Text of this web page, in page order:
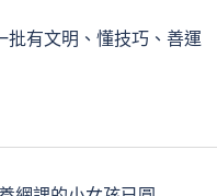
批有文明、懂技巧、善運